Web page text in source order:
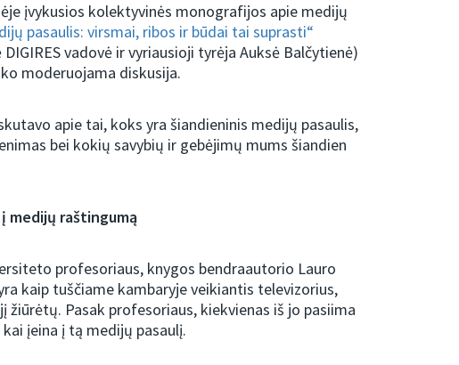
įvykusios kolektyvinės monografijos apie medijų
pasaulis: virsmai, ribos ir būdai tai suprasti“
vadovė ir vyriausioji tyrėja Auksė Balčytienė)
moderuojama diskusija.
apie tai, koks yra šiandieninis medijų pasaulis,
bei kokių savybių ir gebėjimų mums šiandien
medijų raštingumą
profesoriaus, knygos bendraautorio Lauro
kaip tuščiame kambaryje veikiantis televizorius,
žiūrėtų. Pasak profesoriaus, kiekvienas iš jo pasiima
įeina į tą medijų pasaulį.